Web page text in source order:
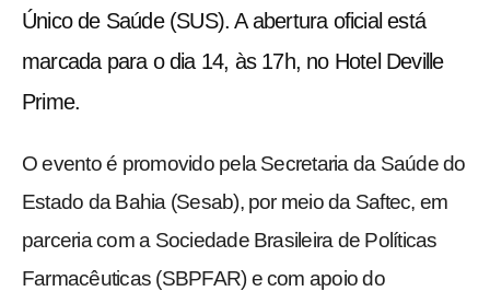
Único de Saúde (SUS). A abertura oficial está
marcada para o dia 14, às 17h, no Hotel Deville
Prime.
O evento é promovido pela Secretaria da Saúde do
Estado da Bahia (Sesab), por meio da Saftec, em
parceria com a Sociedade Brasileira de Políticas
Farmacêuticas (SBPFAR) e com apoio do